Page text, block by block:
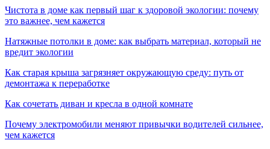
Чистота в доме как первый шаг к здоровой экологии: почему
это важнее, чем кажется
Натяжные потолки в доме: как выбрать материал, который не
вредит экологии
Как старая крыша загрязняет окружающую среду: путь от
демонтажа к переработке
Как сочетать диван и кресла в одной комнате
Почему электромобили меняют привычки водителей сильнее,
чем кажется